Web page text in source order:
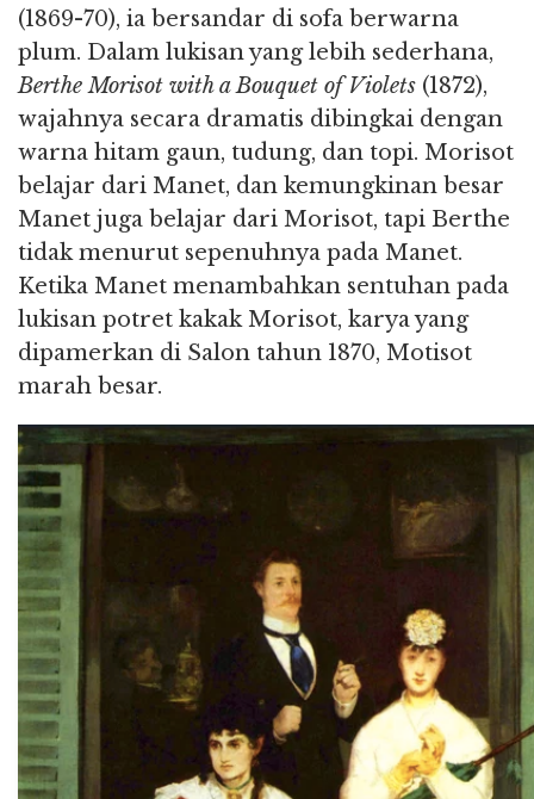
(1869-70), ia bersandar di sofa berwarna
plum. Dalam lukisan yang lebih sederhana,
Berthe Morisot with a Bouquet of Violets (1872),
wajahnya secara dramatis dibingkai dengan
warna hitam gaun, tudung, dan topi. Morisot
belajar dari Manet, dan kemungkinan besar
Manet juga belajar dari Morisot, tapi Berthe
tidak menurut sepenuhnya pada Manet.
Ketika Manet menambahkan sentuhan pada
lukisan potret kakak Morisot, karya yang
dipamerkan di Salon tahun 1870, Motisot
marah besar.